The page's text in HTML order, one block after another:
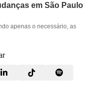
em São Paulo
apenas o necessário, as